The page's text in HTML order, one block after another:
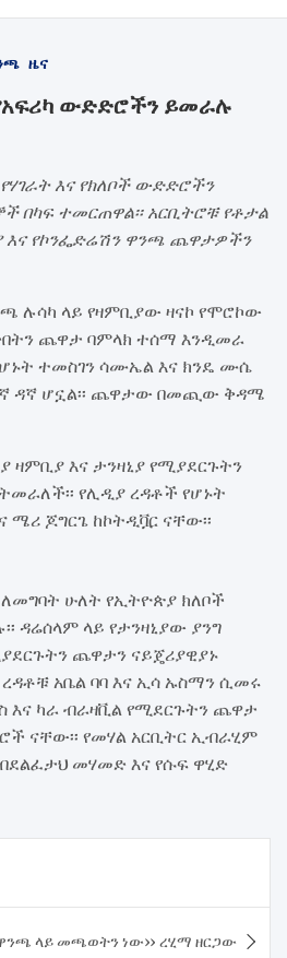
ዜና
ውድድሮችን ይመራሉ
እና የክለቦች ውድድሮችን
በካፍ ተመርጠዋል፡፡ አርቢትሮቹ የቶታል
የኮንፌድሬሽን ዋንጫ ጨዋታዎችን
ሉሳካ ላይ የዛምቢያው ዛናኮ የሞሮኮው
ጨዋታ ባምላክ ተሰማ እንዲመራ
ተመስገን ሳሙኤል እና ክንዴ ሙሴ
ዳኛ ሆኗል፡፡ ጨዋታው በመጪው ቅዳሜ
እና ታንዛኒያ የሚያደርጉትን
የሊዲያ ረዳቶች የሆኑት
ሜሪ ጆግርጌ ከኮትዲቯር ናቸው፡፡
ሁለት የኢትዮጵያ ክለቦች
ዳሬሰላም ላይ የታንዛኒያው ያንግ
ጨዋታን ናይጄሪያዊያኑ
አቤል ባባ እና ኢሳ ኡስማን ሲመሩ
እና ካራ ብራዛቪል የሚደርጉትን ጨዋታ
ናቸው፡፡ የመሃል አርቢትር ኢብራሂም
መሃመድ እና የሱፍ ዋሂድ
ዋንጫ ላይ መጫወትን ነው›› ረሂማ ዘርጋው